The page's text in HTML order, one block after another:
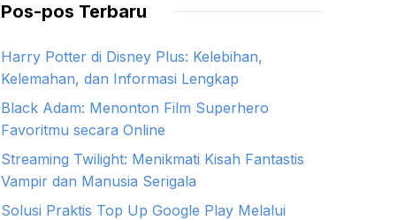
Pos-pos Terbaru
Harry Potter di Disney Plus: Kelebihan,
Kelemahan, dan Informasi Lengkap
Black Adam: Menonton Film Superhero
Favoritmu secara Online
Streaming Twilight: Menikmati Kisah Fantastis
Vampir dan Manusia Serigala
Solusi Praktis Top Up Google Play Melalui